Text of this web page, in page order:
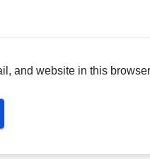
and website in this